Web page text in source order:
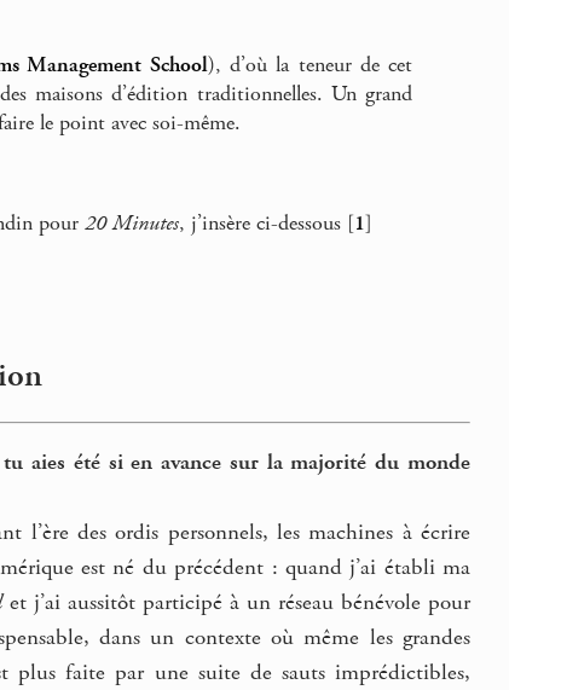
Management School), d’où la teneur de cet
maisons d’édition traditionnelles. Un grand
le point avec soi-même.
pour 20 Minutes, j’insère ci-dessous [1]
aies été si en avance sur la majorité du monde
l’ère des ordis personnels, les machines à écrire
est né du précédent : quand j’ai établi ma
et j’ai aussitôt participé à un réseau bénévole pour
dans un contexte où même les grandes
plus faite par une suite de sauts imprédictibles,